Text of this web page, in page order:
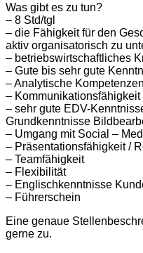
Was gibt es zu tun?
– 8 Std/tgl
– die Fähigkeit für den
aktiv organisatorisch zu
– betriebswirtschaftliches
– Gute bis sehr gute
– Analytische Kompetenzen
– Kommunikationsfähigkeit
– sehr gute EDV-
Grundkenntnisse
– Umgang mit Social –
– Präsentationsfähigkeit /
– Teamfähigkeit
– Flexibilität
– Englischkenntnisse
– Führerschein
Eine genaue
gerne zu.